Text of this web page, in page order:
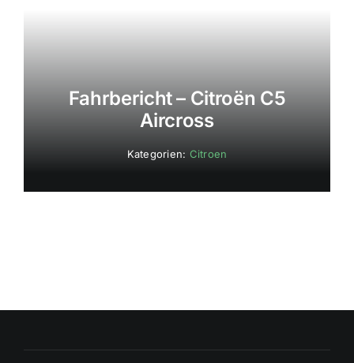
Fahrbericht – Citroën C5
Aircross
Kategorien: Citroen